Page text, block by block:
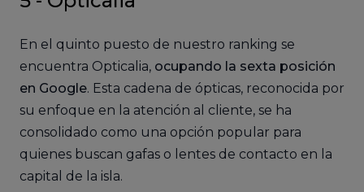
En el quinto puesto de nuestro ranking se
encuentra Opticalia, ocupando la sexta posición
en Google. Esta cadena de ópticas, reconocida por
su enfoque en la atención al cliente, se ha
consolidado como una opción popular para
quienes buscan gafas o lentes de contacto en la
capital de la isla.